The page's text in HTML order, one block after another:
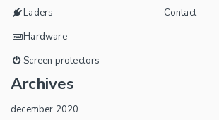
Laders
Hardware
Screen protectors
Archives
december 2020
Contact